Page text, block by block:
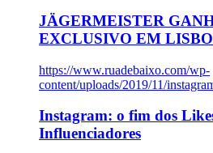
JÄGERMEISTER
EXCLUSIVO EM
https://www.ruadebaixo.com/wp-
content/uploads/2019/11/
Instagram: o fim dos
Influenciadores